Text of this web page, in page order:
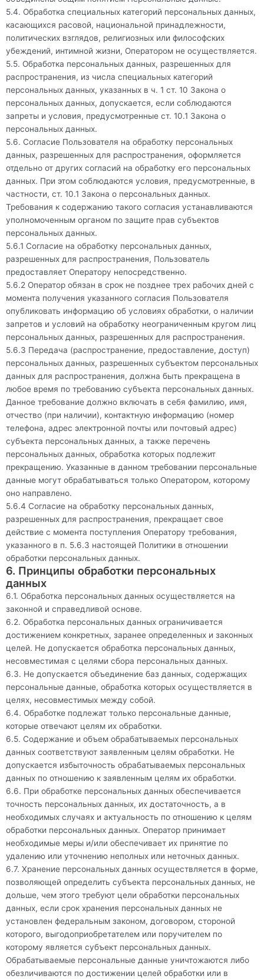
5.4. Обработка специальных категорий персональных данных,
касающихся расовой, национальной принадлежности,
политических взглядов, религиозных или философских
убеждений, интимной жизни, Оператором не осуществляется.
5.5. Обработка персональных данных, разрешенных для
распространения, из числа специальных категорий
персональных данных, указанных в ч. 1 ст. 10 Закона о
персональных данных, допускается, если соблюдаются
запреты и условия, предусмотренные ст. 10.1 Закона о
персональных данных.
5.6. Согласие Пользователя на обработку персональных
данных, разрешенных для распространения, оформляется
отдельно от других согласий на обработку его персональных
данных. При этом соблюдаются условия, предусмотренные, в
частности, ст. 10.1 Закона о персональных данных.
Требования к содержанию такого согласия устанавливаются
уполномоченным органом по защите прав субъектов
персональных данных.
5.6.1 Согласие на обработку персональных данных,
разрешенных для распространения, Пользователь
предоставляет Оператору непосредственно.
5.6.2 Оператор обязан в срок не позднее трех рабочих дней с
момента получения указанного согласия Пользователя
опубликовать информацию об условиях обработки, о наличии
запретов и условий на обработку неограниченным кругом лиц
персональных данных, разрешенных для распространения.
5.6.3 Передача (распространение, предоставление, доступ)
персональных данных, разрешенных субъектом персональных
данных для распространения, должна быть прекращена в
любое время по требованию субъекта персональных данных.
Данное требование должно включать в себя фамилию, имя,
отчество (при наличии), контактную информацию (номер
телефона, адрес электронной почты или почтовый адрес)
субъекта персональных данных, а также перечень
персональных данных, обработка которых подлежит
прекращению. Указанные в данном требовании персональные
данные могут обрабатываться только Оператором, которому
оно направлено.
5.6.4 Согласие на обработку персональных данных,
разрешенных для распространения, прекращает свое
действие с момента поступления Оператору требования,
указанного в п. 5.6.3 настоящей Политики в отношении
обработки персональных данных.
6. Принципы обработки персональных
данных
6.1. Обработка персональных данных осуществляется на
законной и справедливой основе.
6.2. Обработка персональных данных ограничивается
достижением конкретных, заранее определенных и законных
целей. Не допускается обработка персональных данных,
несовместимая с целями сбора персональных данных.
6.3. Не допускается объединение баз данных, содержащих
персональные данные, обработка которых осуществляется в
целях, несовместимых между собой.
6.4. Обработке подлежат только персональные данные,
которые отвечают целям их обработки.
6.5. Содержание и объем обрабатываемых персональных
данных соответствуют заявленным целям обработки. Не
допускается избыточность обрабатываемых персональных
данных по отношению к заявленным целям их обработки.
6.6. При обработке персональных данных обеспечивается
точность персональных данных, их достаточность, а в
необходимых случаях и актуальность по отношению к целям
обработки персональных данных. Оператор принимает
необходимые меры и/или обеспечивает их принятие по
удалению или уточнению неполных или неточных данных.
6.7. Хранение персональных данных осуществляется в форме,
позволяющей определить субъекта персональных данных, не
дольше, чем этого требуют цели обработки персональных
данных, если срок хранения персональных данных не
установлен федеральным законом, договором, стороной
которого, выгодоприобретателем или поручителем по
которому является субъект персональных данных.
Обрабатываемые персональные данные уничтожаются либо
обезличиваются по достижении целей обработки или в